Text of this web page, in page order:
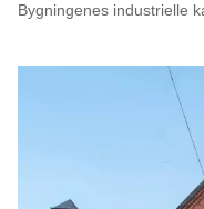
Bygningenes industrielle